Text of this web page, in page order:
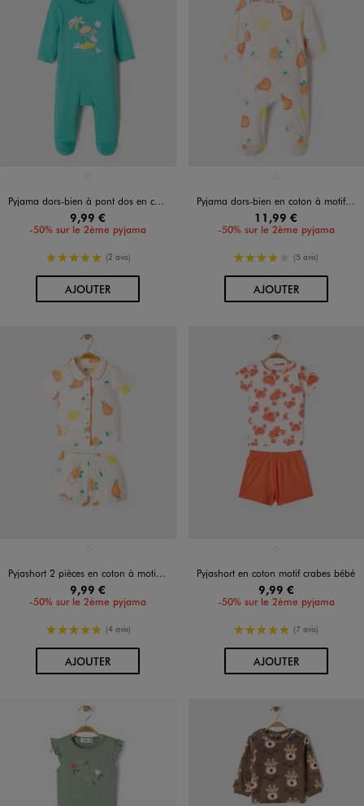
Pyjama dors-bien à pont dos en coton à motif bébé
9,99 €
-50% sur le 2ème pyjama
5/5 de moyenne
(2 avis)
AJOUTERAU PANIER
Pyjama dors-bien en coton à motifs fruits bébé fille
11,99 €
-50% sur le 2ème pyjama
4/5 de moyenne
(5 avis)
AJOUTERAU PANIER
Pyjashort 2 pièces en coton à motifs fruits bébé fille
9,99 €
-50% sur le 2ème pyjama
5/5 de moyenne
(4 avis)
AJOUTERAU PANIER
Pyjashort en coton motif crabes bébé
9,99 €
-50% sur le 2ème pyjama
5/5 de moyenne
(7 avis)
AJOUTERAU PANIER